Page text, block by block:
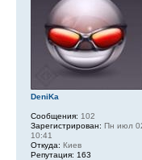
DeniKa
Сообщения: 102
Зарегистрирован: Пн июл
10:41
Откуда: Киев
Репутация: 163